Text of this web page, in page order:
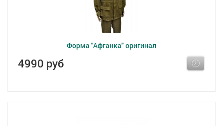
Форма "Афганка" оригинал
4990 руб